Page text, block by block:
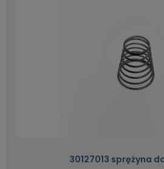
30127013 sprężyna